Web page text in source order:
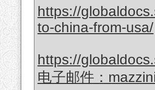
https://
to-china-from-usa/
https://
电子邮件：